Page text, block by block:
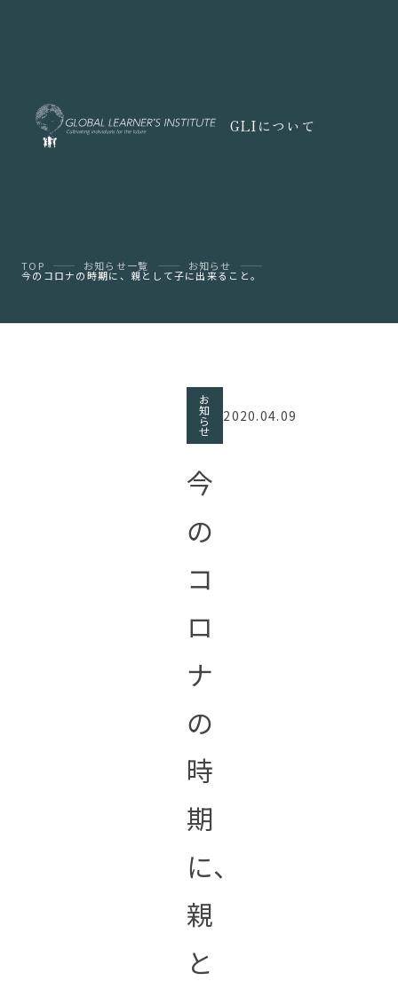
GLIについて
TOP お知らせ一覧 お知らせ
今のコロナの時期に、親として子に出来ること。
お
知
ら
せ
2020.04.09
今
の
コ
ロ
ナ
の
時
期
に、
親
と